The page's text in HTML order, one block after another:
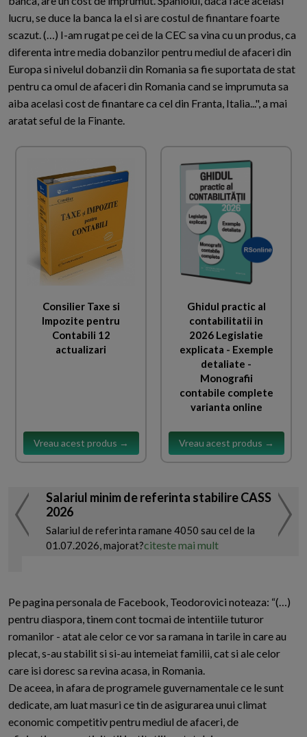
lucru, se duce la banca la el si are costul de finantare foarte
scazut. (…) I-am rugat pe cei de la CEC sa vina cu un produs, ca
diferenta intre media dobanzilor pentru mediul de afaceri din
Europa si nivelul dobanzii din Romania sa fie suportata de stat
pentru ca omul de afaceri din Romania cand se imprumuta sa
aiba acelasi cost de finantare ca cel din Franta, Italia...", a mai
aratat seful de la Finante.
Consilier Taxe si
Impozite pentru
Contabili 12
actualizari
Vreau acest produs →
Ghidul practic al
contabilitatii in
2026 Legislatie
explicata - Exemple
detaliate -
Monografii
contabile complete
varianta online
Vreau acest produs →
Salariul minim de referinta stabilire CASS
2026
Salariul de referinta ramane 4050 sau cel de la
01.07.2026, majorat?citeste mai mult
Pe pagina personala de Facebook, Teodorovici noteaza: “(…)
pentru diaspora, tinem cont tocmai de intentiile tuturor
romanilor - atat ale celor ce vor sa ramana in tarile in care au
plecat, s-au stabilit si si-au intemeiat familii, cat si ale celor
care isi doresc sa revina acasa, in Romania.
De aceea, in afara de programele guvernamentale ce le sunt
dedicate, am luat masuri ce tin de asigurarea unui climat
economic competitiv pentru mediul de afaceri, de